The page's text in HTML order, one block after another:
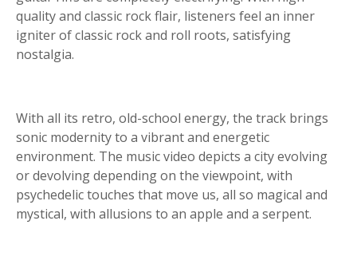
quality and classic rock flair, listeners feel an inner
igniter of classic rock and roll roots, satisfying
nostalgia.
With all its retro, old-school energy, the track brings
sonic modernity to a vibrant and energetic
environment. The music video depicts a city evolving
or devolving depending on the viewpoint, with
psychedelic touches that move us, all so magical and
mystical, with allusions to an apple and a serpent.